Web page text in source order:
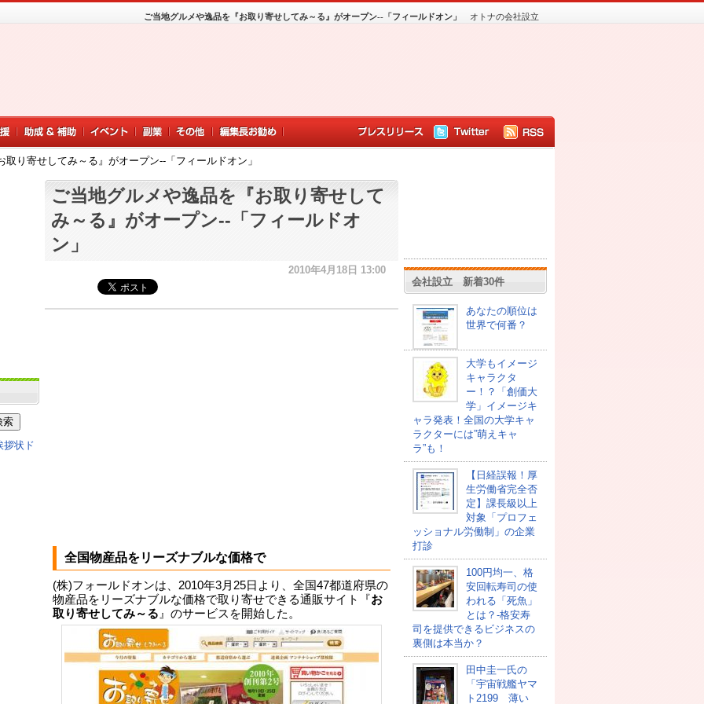
オトナの会社設立
ご当地グルメや逸品を『お取り寄せしてみ～る』がオープン--「フィールドオン」
り寄せしてみ～る』がオープン--「フィールドオン」
ご当地グルメや逸品を『お取り寄せして
み～る』がオープン--「フィールドオ
ン」
2010年4月18日 13:00
全国物産品をリーズナブルな価格で
(株)フォールドオンは、2010年3月25日より、全国47都道府県の
物産品をリーズナブルな価格で取り寄せできる通販サイト『お
取り寄せしてみ～る 』のサービスを開始した。
会社設立 新着30件
あなたの順位は
世界で何番？
大学もイメージ
キャラクタ
ー！？「創価大
学」イメージキ
ャラ発表！全国の大学キャ
ラクターには”萌えキャ
ラ”も！
【日経誤報！厚
生労働省完全否
定】課長級以上
対象「プロフェ
ッショナル労働制」の企業
打診
100円均一、格
安回転寿司の使
われる「死魚」
とは？-格安寿
司を提供できるビジネスの
裏側は本当か？
田中圭一氏の
「宇宙戦艦ヤマ
ト2199 薄い